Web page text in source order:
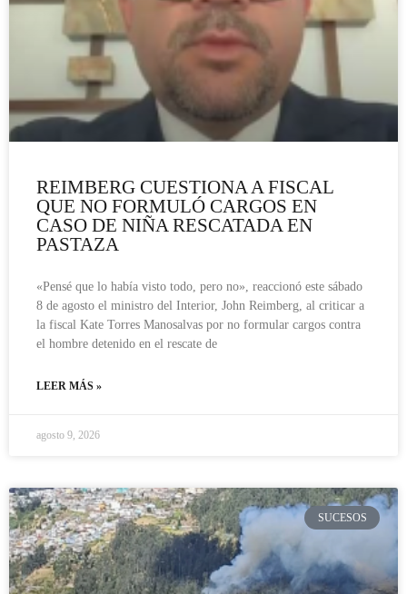
REIMBERG CUESTIONA A FISCAL
QUE NO FORMULÓ CARGOS EN
CASO DE NIÑA RESCATADA EN
PASTAZA
«Pensé que lo había visto todo, pero no», reaccionó este sábado
8 de agosto el ministro del Interior, John Reimberg, al criticar a
la fiscal Kate Torres Manosalvas por no formular cargos contra
el hombre detenido en el rescate de
LEER MÁS »
agosto 9, 2026
SUCESOS